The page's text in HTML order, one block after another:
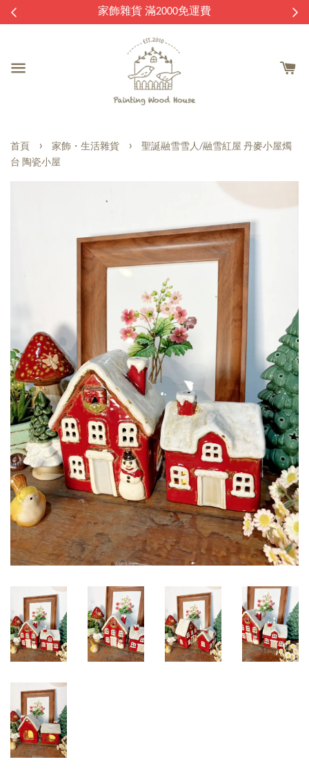
家飾雜貨 滿2000免運費
首頁 › 家飾・生活雜貨 ›
聖誕融雪雪人/融雪紅屋 丹麥小屋燭
台 陶瓷小屋